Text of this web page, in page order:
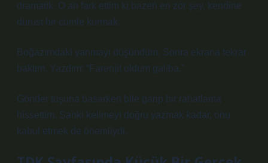
dramatik. O an fark ettim ki bazen en zor şey, kendine
dürüst bir cümle kurmak.
Boğazımdaki yanmayı düşündüm. Sonra ekrana tekrar
baktım. Yazdım: “Farenjit oldum galiba.”
Gönder tuşuna basarken bile garip bir rahatlama
hissettim. Sanki kelimeyi doğru yazmak kadar, onu
kabul etmek de önemliydi.